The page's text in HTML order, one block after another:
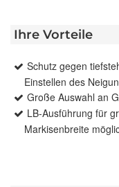
Ihre Vorteile
Schutz gegen
Einstellen des
Große Auswahl an
LB-Ausführung für
Markisenbreite